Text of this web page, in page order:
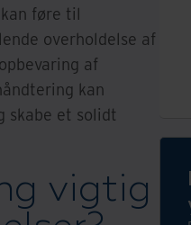
føre til
overholdelse af
af
kan
skabe et solidt
vigtig